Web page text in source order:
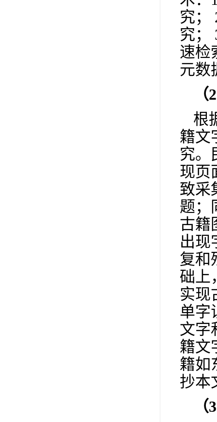
究；
究；
速检
元数
（2
根
籍文
究。
现页
致采
题；
古籍
出现
复和
础上
实现
单字
文字
籍文
籍如
抄本
（3